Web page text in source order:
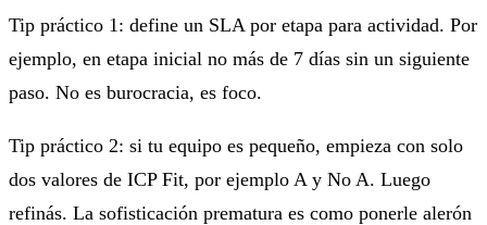
Tip práctico 1: define un SLA por etapa para actividad. Por
ejemplo, en etapa inicial no más de 7 días sin un siguiente
paso. No es burocracia, es foco.
Tip práctico 2: si tu equipo es pequeño, empieza con solo
dos valores de ICP Fit, por ejemplo A y No A. Luego
refinás. La sofisticación prematura es como ponerle alerón